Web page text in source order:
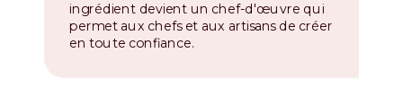
ingrédient devient un chef-d'œuvre qui
permet aux chefs et aux artisans de créer
en toute confiance.